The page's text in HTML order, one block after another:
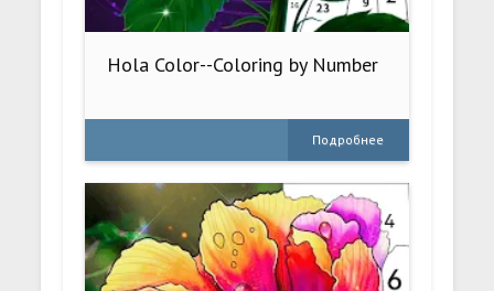
Hola Color--Coloring by Number
Подробнее